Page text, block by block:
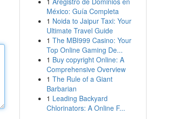
México: Guía Completa
1 Noida to Jaipur Taxi: Your
Ultimate Travel Guide
1 The MBI999 Casino: Your
Top Online Gaming De...
1 Buy copyright Online: A
Comprehensive Overview
1 The Rule of a Giant
Barbarian
1 Leading Backyard
Chlorinators: A Online F...